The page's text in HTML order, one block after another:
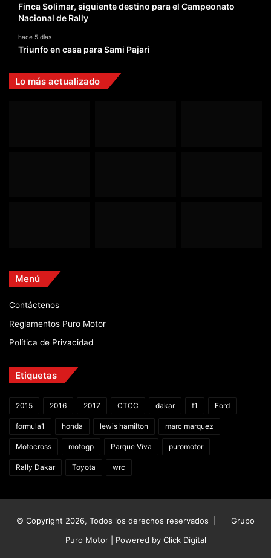
Finca Solimar, siguiente destino para el Campeonato
Nacional de Rally
hace 5 días
Triunfo en casa para Sami Pajari
Lo más actualizado
Menú
Contáctenos
Reglamentos Puro Motor
Política de Privacidad
Etiquetas
2015 2016 2017 CTCC dakar f1 Ford
formula1 honda lewis hamilton marc marquez
Motocross motogp Parque Viva puromotor
Rally Dakar Toyota wrc
© Copyright 2026, Todos los derechos reservados |
Grupo
Puro Motor | Powered by Click Digital